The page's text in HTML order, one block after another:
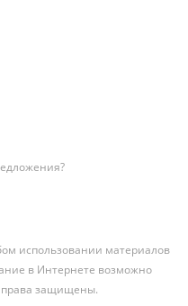
использовании материалов
в Интернете возможно
права защищены.